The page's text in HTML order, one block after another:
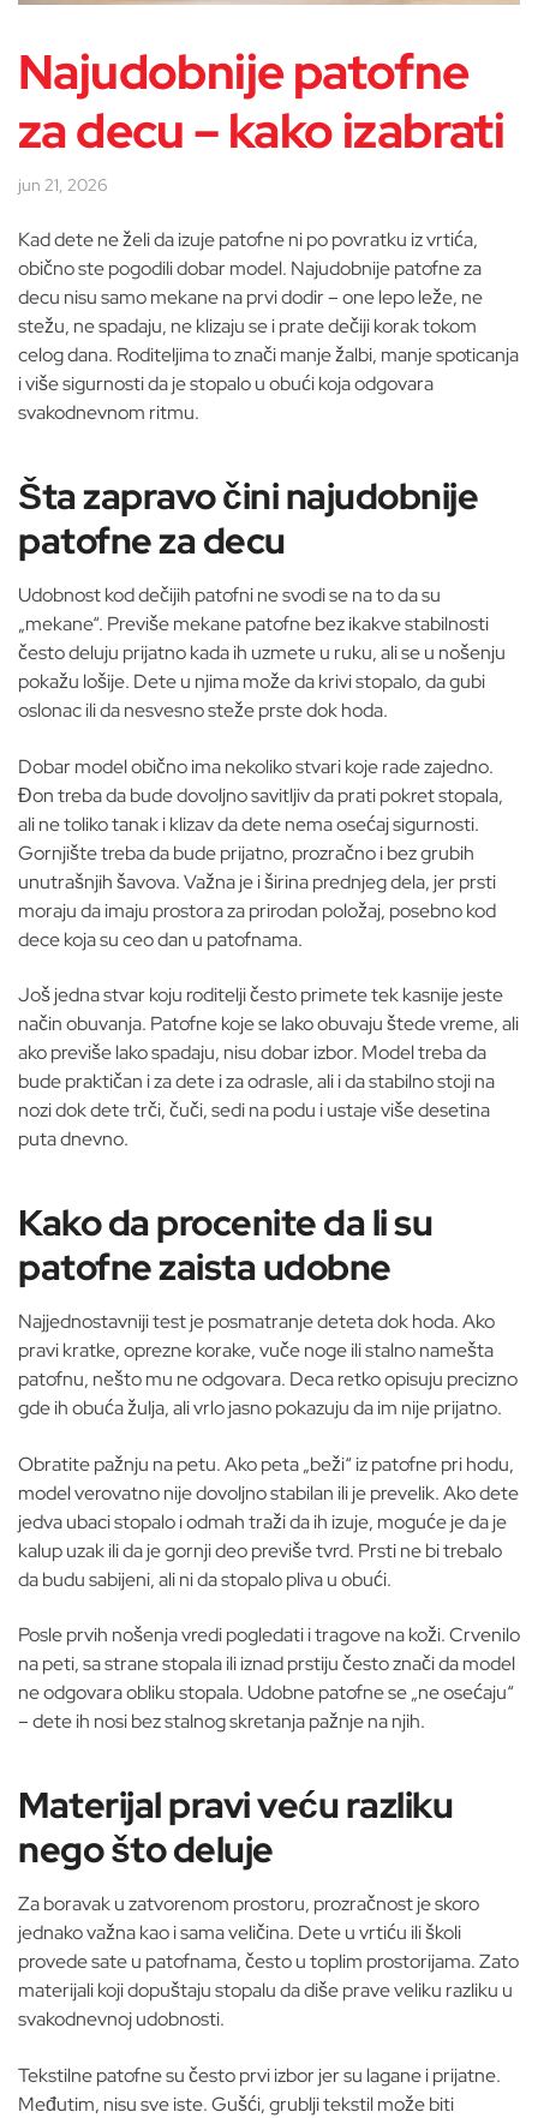
Najudobnije patofne
za decu – kako izabrati
jun 21, 2026
Kad dete ne želi da izuje patofne ni po povratku iz vrtića,
obično ste pogodili dobar model. Najudobnije patofne za
decu nisu samo mekane na prvi dodir – one lepo leže, ne
stežu, ne spadaju, ne klizaju se i prate dečiji korak tokom
celog dana. Roditeljima to znači manje žalbi, manje spoticanja
i više sigurnosti da je stopalo u obući koja odgovara
svakodnevnom ritmu.
Šta zapravo čini najudobnije
patofne za decu
Udobnost kod dečijih patofni ne svodi se na to da su
„mekane“. Previše mekane patofne bez ikakve stabilnosti
često deluju prijatno kada ih uzmete u ruku, ali se u nošenju
pokažu lošije. Dete u njima može da krivi stopalo, da gubi
oslonac ili da nesvesno steže prste dok hoda.
Dobar model obično ima nekoliko stvari koje rade zajedno.
Đon treba da bude dovoljno savitljiv da prati pokret stopala,
ali ne toliko tanak i klizav da dete nema osećaj sigurnosti.
Gornjište treba da bude prijatno, prozračno i bez grubih
unutrašnjih šavova. Važna je i širina prednjeg dela, jer prsti
moraju da imaju prostora za prirodan položaj, posebno kod
dece koja su ceo dan u patofnama.
Još jedna stvar koju roditelji često primete tek kasnije jeste
način obuvanja. Patofne koje se lako obuvaju štede vreme, ali
ako previše lako spadaju, nisu dobar izbor. Model treba da
bude praktičan i za dete i za odrasle, ali i da stabilno stoji na
nozi dok dete trči, čuči, sedi na podu i ustaje više desetina
puta dnevno.
Kako da procenite da li su
patofne zaista udobne
Najjednostavniji test je posmatranje deteta dok hoda. Ako
pravi kratke, oprezne korake, vuče noge ili stalno namešta
patofnu, nešto mu ne odgovara. Deca retko opisuju precizno
gde ih obuća žulja, ali vrlo jasno pokazuju da im nije prijatno.
Obratite pažnju na petu. Ako peta „beži“ iz patofne pri hodu,
model verovatno nije dovoljno stabilan ili je prevelik. Ako dete
jedva ubaci stopalo i odmah traži da ih izuje, moguće je da je
kalup uzak ili da je gornji deo previše tvrd. Prsti ne bi trebalo
da budu sabijeni, ali ni da stopalo pliva u obući.
Posle prvih nošenja vredi pogledati i tragove na koži. Crvenilo
na peti, sa strane stopala ili iznad prstiju često znači da model
ne odgovara obliku stopala. Udobne patofne se „ne osećaju“
– dete ih nosi bez stalnog skretanja pažnje na njih.
Materijal pravi veću razliku
nego što deluje
Za boravak u zatvorenom prostoru, prozračnost je skoro
jednako važna kao i sama veličina. Dete u vrtiću ili školi
provede sate u patofnama, često u toplim prostorijama. Zato
materijali koji dopuštaju stopalu da diše prave veliku razliku u
svakodnevnoj udobnosti.
Tekstilne patofne su često prvi izbor jer su lagane i prijatne.
Međutim, nisu sve iste. Gušći, grublji tekstil može biti